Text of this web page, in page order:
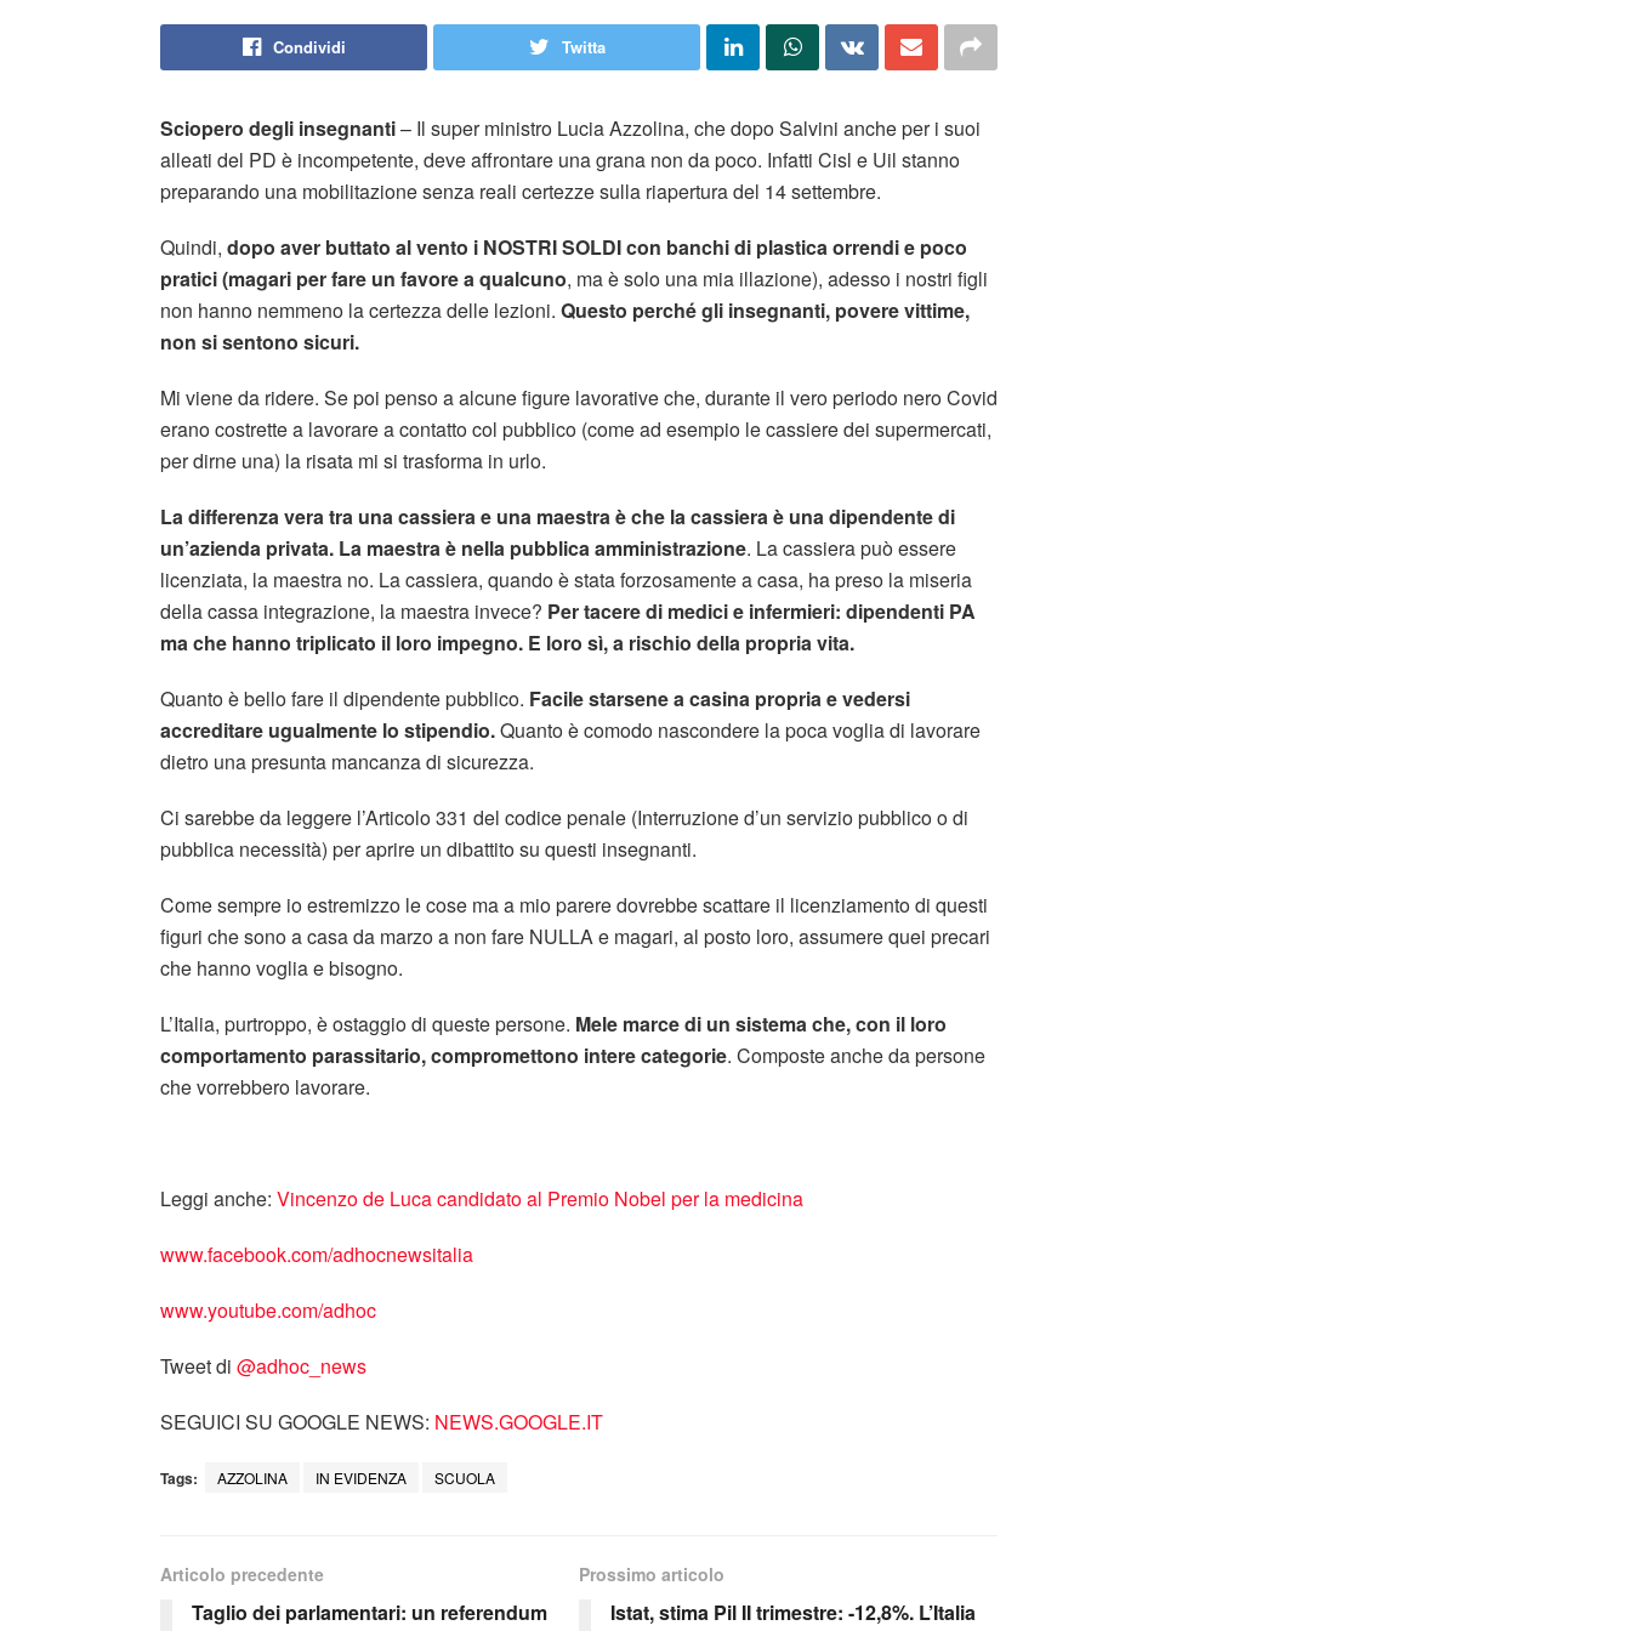
Condividi Twitta
Sciopero degli insegnanti– Il super ministro Lucia Azzolina, che dopo Salvini anche per i suoi
alleati del PD è incompetente, deve affrontare una grana non da poco. Infatti Cisl e Uil stanno
preparando una mobilitazione senza reali certezze sulla riapertura del 14 settembre.
Quindi, dopo aver buttato al vento i NOSTRI SOLDI con banchi di plastica orrendi e poco
pratici (magari per fare un favore a qualcuno, ma è solo una mia illazione), adesso i nostri figli
non hanno nemmeno la certezza delle lezioni. Questo perché gli insegnanti, povere vittime,
non si sentono sicuri.
Mi viene da ridere. Se poi penso a alcune figure lavorative che, durante il vero periodo nero Covid
erano costrette a lavorare a contatto col pubblico (come ad esempio le cassiere dei supermercati,
per dirne una) la risata mi si trasforma in urlo.
La differenza vera tra una cassiera e una maestra è che la cassiera è una dipendente di
un’azienda privata. La maestra è nella pubblica amministrazione. La cassiera può essere
licenziata, la maestra no. La cassiera, quando è stata forzosamente a casa, ha preso la miseria
della cassa integrazione, la maestra invece? Per tacere di medici e infermieri: dipendenti PA
ma che hanno triplicato il loro impegno. E loro sì, a rischio della propria vita.
Quanto è bello fare il dipendente pubblico. Facile starsene a casina propria e vedersi
accreditare ugualmente lo stipendio.Quanto è comodo nascondere la poca voglia di lavorare
dietro una presunta mancanza di sicurezza.
Ci sarebbe da leggere l’Articolo 331 del codice penale (Interruzione d’un servizio pubblico o di
pubblica necessità) per aprire un dibattito su questi insegnanti.
Come sempre io estremizzo le cose ma a mio parere dovrebbe scattare il licenziamento di questi
figuri che sono a casa da marzo a non fare NULLA e magari, al posto loro, assumere quei precari
che hanno voglia e bisogno.
L’Italia, purtroppo, è ostaggio di queste persone. Mele marce di un sistema che, con il loro
comportamento parassitario, compromettono intere categorie. Composte anche da persone
che vorrebbero lavorare.
Leggi anche: Vincenzo de Luca candidato al Premio Nobel per la medicina
www.facebook.com/adhocnewsitalia
www.youtube.com/adhoc
Tweet di ‎@adhoc_news
SEGUICI SU GOOGLE NEWS: NEWS.GOOGLE.IT
Tags: AZZOLINA IN EVIDENZA SCUOLA
Articolo precedente
Taglio dei parlamentari: un referendum
Prossimo articolo
Istat, stima Pil II trimestre: -12,8%. L’Italia